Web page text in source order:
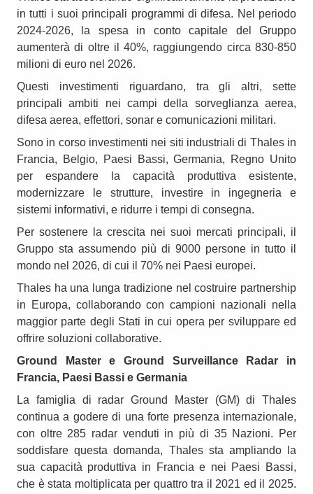
in tutti i suoi principali programmi di difesa. Nel periodo
2024-2026, la spesa in conto capitale del Gruppo
aumenterà di oltre il 40%, raggiungendo circa 830-850
milioni di euro nel 2026.
Questi investimenti riguardano, tra gli altri, sette
principali ambiti nei campi della sorveglianza aerea,
difesa aerea, effettori, sonar e comunicazioni militari.
Sono in corso investimenti nei siti industriali di Thales in
Francia, Belgio, Paesi Bassi, Germania, Regno Unito
per espandere la capacità produttiva esistente,
modernizzare le strutture, investire in ingegneria e
sistemi informativi, e ridurre i tempi di consegna.
Per sostenere la crescita nei suoi mercati principali, il
Gruppo sta assumendo più di 9000 persone in tutto il
mondo nel 2026, di cui il 70% nei Paesi europei.
Thales ha una lunga tradizione nel costruire partnership
in Europa, collaborando con campioni nazionali nella
maggior parte degli Stati in cui opera per sviluppare ed
offrire soluzioni collaborative.
Ground Master e Ground Surveillance Radar in
Francia, Paesi Bassi e Germania
La famiglia di radar Ground Master (GM) di Thales
continua a godere di una forte presenza internazionale,
con oltre 285 radar venduti in più di 35 Nazioni. Per
soddisfare questa domanda, Thales sta ampliando la
sua capacità produttiva in Francia e nei Paesi Bassi,
che è stata moltiplicata per quattro tra il 2021 ed il 2025.